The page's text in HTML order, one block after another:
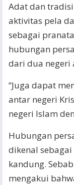
Adat dan
aktivitas pela
sebagai
hubungan
dari dua negeri
“Juga dapat
antar negeri
negeri Islam
Hubungan
dikenal
kandung.
mengakui